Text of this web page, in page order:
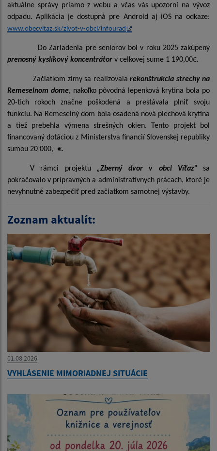
aktuálne správy priamo z webu a včas vás upozorní na vývoz
odpadu. Aplikácia je dostupná pre Android aj iOS na odkaze:
www.obecvitaz.sk/zivot-v-obci/infourad
Do Zariadenia pre seniorov bol v roku 2025 zakúpený
prenosný kyslíkový koncentrátor v celkovej sume 1 190,00€.
Začiatkom zimy sa realizovalarekonštrukcia strechy na
Remeselnom dome, nakoľko pôvodná lepenková krytina bola po
20-tich rokoch značne poškodená a prestávala plniť svoju
funkciu. Na Remeselný dom bola osadená nová plechová krytina
a tiež prebehla výmena strešných okien. Tento projekt bol
financovaný dotáciou z Ministerstva financií Slovenskej republiky
sumou 20 000,- €.
V rámci projektu „Zberný dvor v obci Víťaz“sa
pokračovalo v prípravných a administratívnych prácach, ktoré je
nevyhnutné zabezpečiť pred začiatkom samotnej výstavby.
Zoznam aktualít:
01.08.2026
VYHLÁSENIE MIMORIADNEJ SITUÁCIE